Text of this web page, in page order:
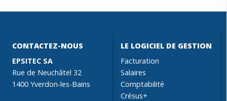
CONTACTEZ-NOUS
EPSITEC SA
Rue de Neuchâtel 32
1400 Yverdon-les-Bains
LE LOGICIEL DE GESTION
Facturation
Salaires
Comptabilité
Crésus+